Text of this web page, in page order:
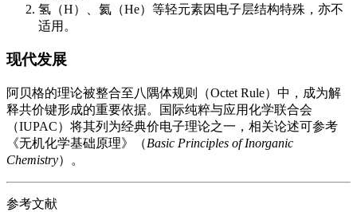
氢（H）、氦（He）等轻元素因电子层结构特殊，亦不
适用。
现代发展
阿贝格的理论被整合至八隅体规则（Octet Rule）中，成为解
释共价键形成的重要依据。国际纯粹与应用化学联合会
（IUPAC）将其列为经典价电子理论之一，相关论述可参考
《无机化学基础原理》（Basic Principles of Inorganic
Chemistry）。
参考文献